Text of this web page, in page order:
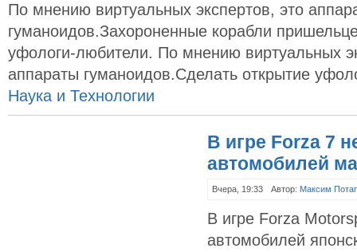
По мнению виртуальных экспертов, это
гуманоидов.Захороненные корабли
уфологи-любители. По мнению виртуальных
аппараты гуманоидов.Сделать открытие
Наука и Технологии
В игре Forza 7
автомобилей
Вчера, 19:33 Автор: Максим
В игре Forza
автомобилей